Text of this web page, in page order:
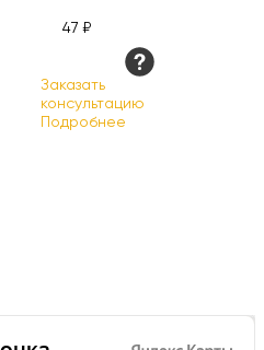
47 ₽
Заказать
консультацию
Подробнее